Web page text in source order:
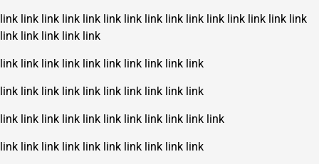
link link link link link link link link link link link link link link link
link link link link link
link link link link link link link link link link
link link link link link link link link link link
link link link link link link link link link link link
link link link link link link link link link link